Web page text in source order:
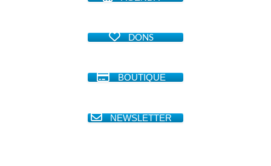
DONS
BOUTIQUE
NEWSLETTER